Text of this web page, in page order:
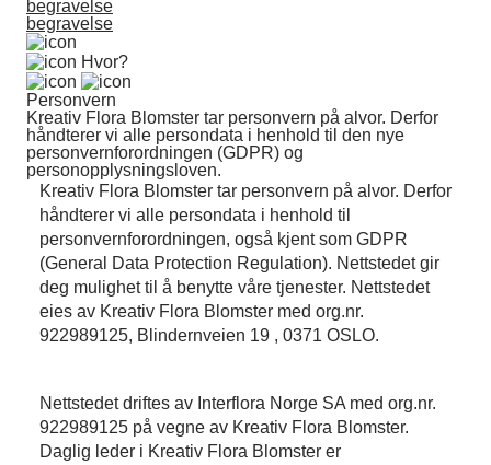
begravelse
begravelse
Hvor?
Personvern
Kreativ Flora Blomster tar personvern på alvor. Derfor
håndterer vi alle persondata i henhold til den nye
personvernforordningen (GDPR) og
personopplysningsloven.
Kreativ Flora Blomster tar personvern på alvor. Derfor
håndterer vi alle persondata i henhold til
personvernforordningen, også kjent som GDPR
(General Data Protection Regulation). Nettstedet gir
deg mulighet til å benytte våre tjenester. Nettstedet
eies av Kreativ Flora Blomster med org.nr.
922989125, Blindernveien 19 , 0371 OSLO.
Nettstedet driftes av Interflora Norge SA med org.nr.
922989125 på vegne av Kreativ Flora Blomster.
Daglig leder i Kreativ Flora Blomster er